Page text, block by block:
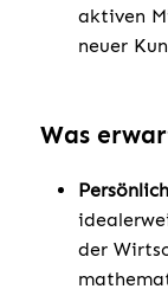
aktiven
neuer
Was
der